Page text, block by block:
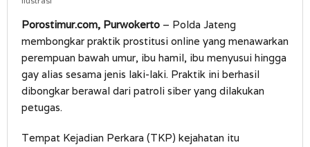
Porostimur.com, Purwokerto – Polda Jateng
membongkar praktik prostitusi online yang menawarkan
perempuan bawah umur, ibu hamil, ibu menyusui hingga
gay alias sesama jenis laki-laki. Praktik ini berhasil
dibongkar berawal dari patroli siber yang dilakukan
petugas.
Tempat Kejadian Perkara (TKP) kejahatan itu